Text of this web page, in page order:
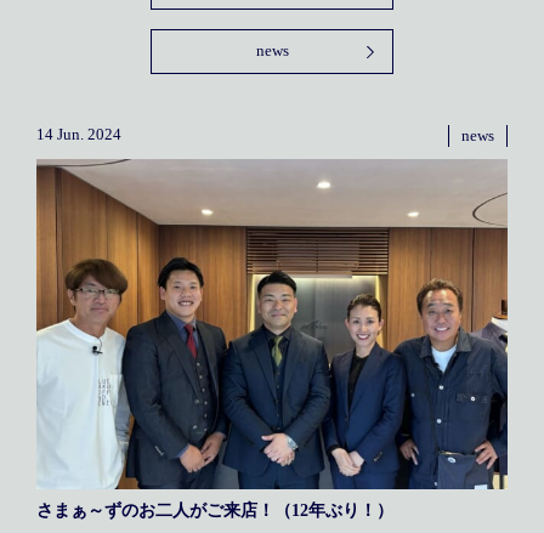
リボーン インタビュー
社長ブログ
メディア掲載
採用情報
新卒採用
アクセス
代表メッセージ
news
14 Jun. 2024 news
さまぁ～ずのお二人がご来店！（12年ぶり！）